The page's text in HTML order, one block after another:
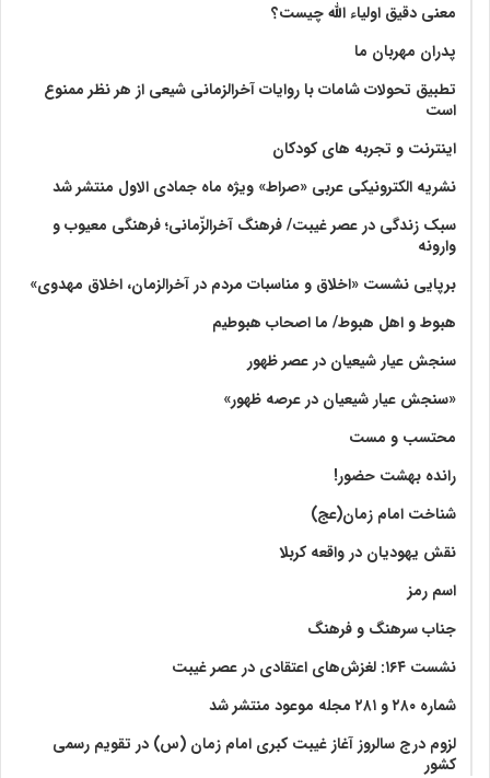
معنی دقیق اولیاء الله چیست؟
پدران مهربان ما
تطبیق تحولات شامات با روایات آخرالزمانی شیعی از هر نظر ممنوع
است
اینترنت و تجربه های کودکان
نشریه الکترونیکی عربی «صراط» ویژه ماه جمادی الاول منتشر شد
سبک زندگی در عصر غیبت/ فرهنگ آخرالزّمانی؛ فرهنگی معیوب و
وارونه
برپایی نشست «اخلاق و مناسبات مردم در آخرالزمان، اخلاق مهدوی»
هبوط و اهل هبوط/ ما اصحاب هبوطیم
سنجش عیار شیعیان در عصر ظهور
«سنجش عیار شیعیان در عرصه ظهور»
محتسب و مست
رانده بهشت‌ حضور!
شناخت امام زمان(عج)
نقش یهودیان در واقعه کربلا
اسم رمز
جناب سرهنگ و فرهنگ
نشست ۱۶۴: لغزش‌های اعتقادی در عصر غیبت
شماره ۲۸۰ و ۲۸۱ مجله موعود منتشر شد
لزوم درج سالروز آغاز غیبت کبری امام زمان (س) در تقویم رسمی
کشور